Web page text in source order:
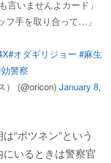
言いませんよカード」
フ手を取り合って…」
#オダギリジョー #麻生
警察
） (@oricon) January 8,
“ポツネン”という
いるときは警察官